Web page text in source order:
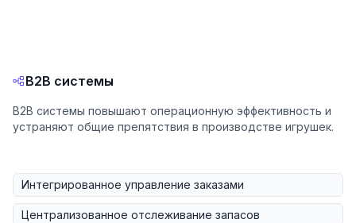
B2B системы
B2B системы повышают операционную эффективность и
устраняют общие препятствия в производстве игрушек.
Интегрированное управление заказами
Централизованное отслеживание запасов